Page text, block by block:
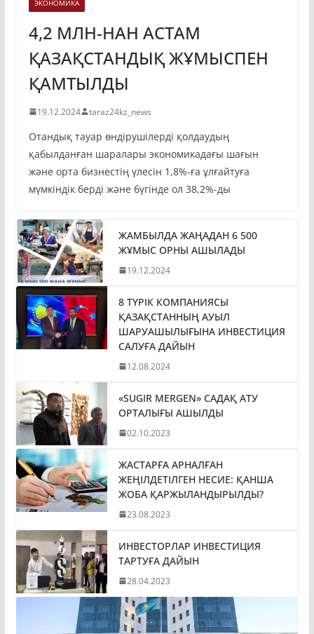
ЭКОНОМИКА
4,2 МЛН-НАН АСТАМ
ҚАЗАҚСТАНДЫҚ ЖҰМЫСПЕН
ҚАМТЫЛДЫ
19.12.2024 taraz24kz_news
Отандық тауар өндірушілерді қолдаудың
қабылданған шаралары экономикадағы шағын
және орта бизнестің үлесін 1,8%-ға ұлғайтуға
мүмкіндік берді және бүгінде ол 38,2%-ды
ЖАМБЫЛДА ЖАҢАДАН 6 500
ЖҰМЫС ОРНЫ АШЫЛАДЫ
19.12.2024
8 ТҮРІК КОМПАНИЯСЫ
ҚАЗАҚСТАННЫҢ АУЫЛ
ШАРУАШЫЛЫҒЫНА ИНВЕСТИЦИЯ
САЛУҒА ДАЙЫН
12.08.2024
«SUGIR MERGEN» САДАҚ АТУ
ОРТАЛЫҒЫ АШЫЛДЫ
02.10.2023
ЖАСТАРҒА АРНАЛҒАН
ЖЕҢІЛДЕТІЛГЕН НЕСИЕ: ҚАНША
ЖОБА ҚАРЖЫЛАНДЫРЫЛДЫ?
23.08.2023
ИНВЕСТОРЛАР ИНВЕСТИЦИЯ
ТАРТУҒА ДАЙЫН
28.04.2023